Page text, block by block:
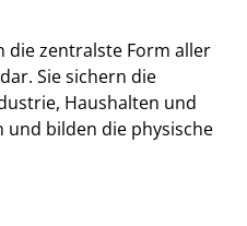
die zentralste Form aller
Sie sichern die
Haushalten und
bilden die physische